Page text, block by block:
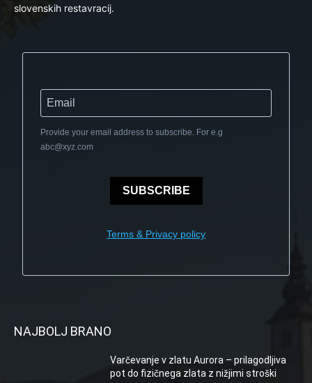
slovenskih restavracij.
Provide your email address to subscribe. For e.g
abc@xyz.com
SUBSCRIBE
Terms & Privacy policy
NAJBOLJ BRANO
Varčevanje v zlatu Aurora – prilagodljiva
pot do fizičnega zlata z nižjimi stroški